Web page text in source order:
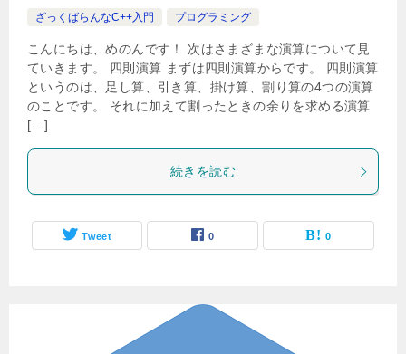
ざっくばらんなC++入門
プログラミング
こんにちは、めのんです！ 次はさまざまな演算について見
ていきます。 四則演算 まずは四則演算からです。 四則演算
というのは、足し算、引き算、掛け算、割り算の4つの演算
のことです。 それに加えて割ったときの余りを求める演算
[…]
続きを読む
Tweet 0 0